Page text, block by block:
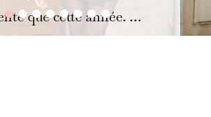
••••••••
que cette année. …